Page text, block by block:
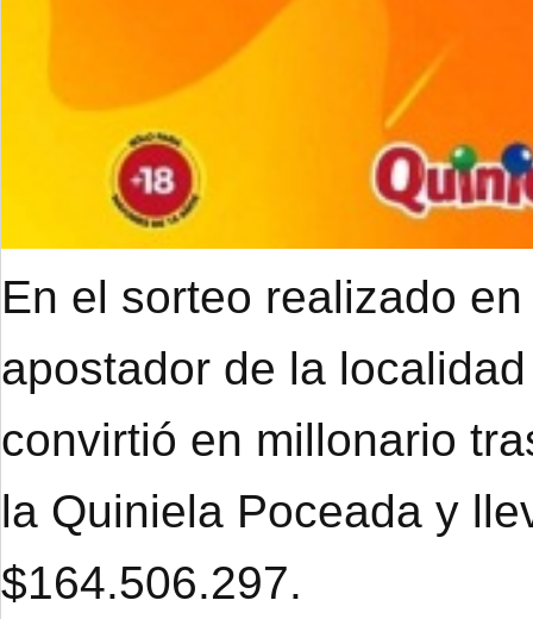
En el sorteo realizado
apostador de la
convirtió en millonario
la Quiniela Poceada y
$164.506.297.